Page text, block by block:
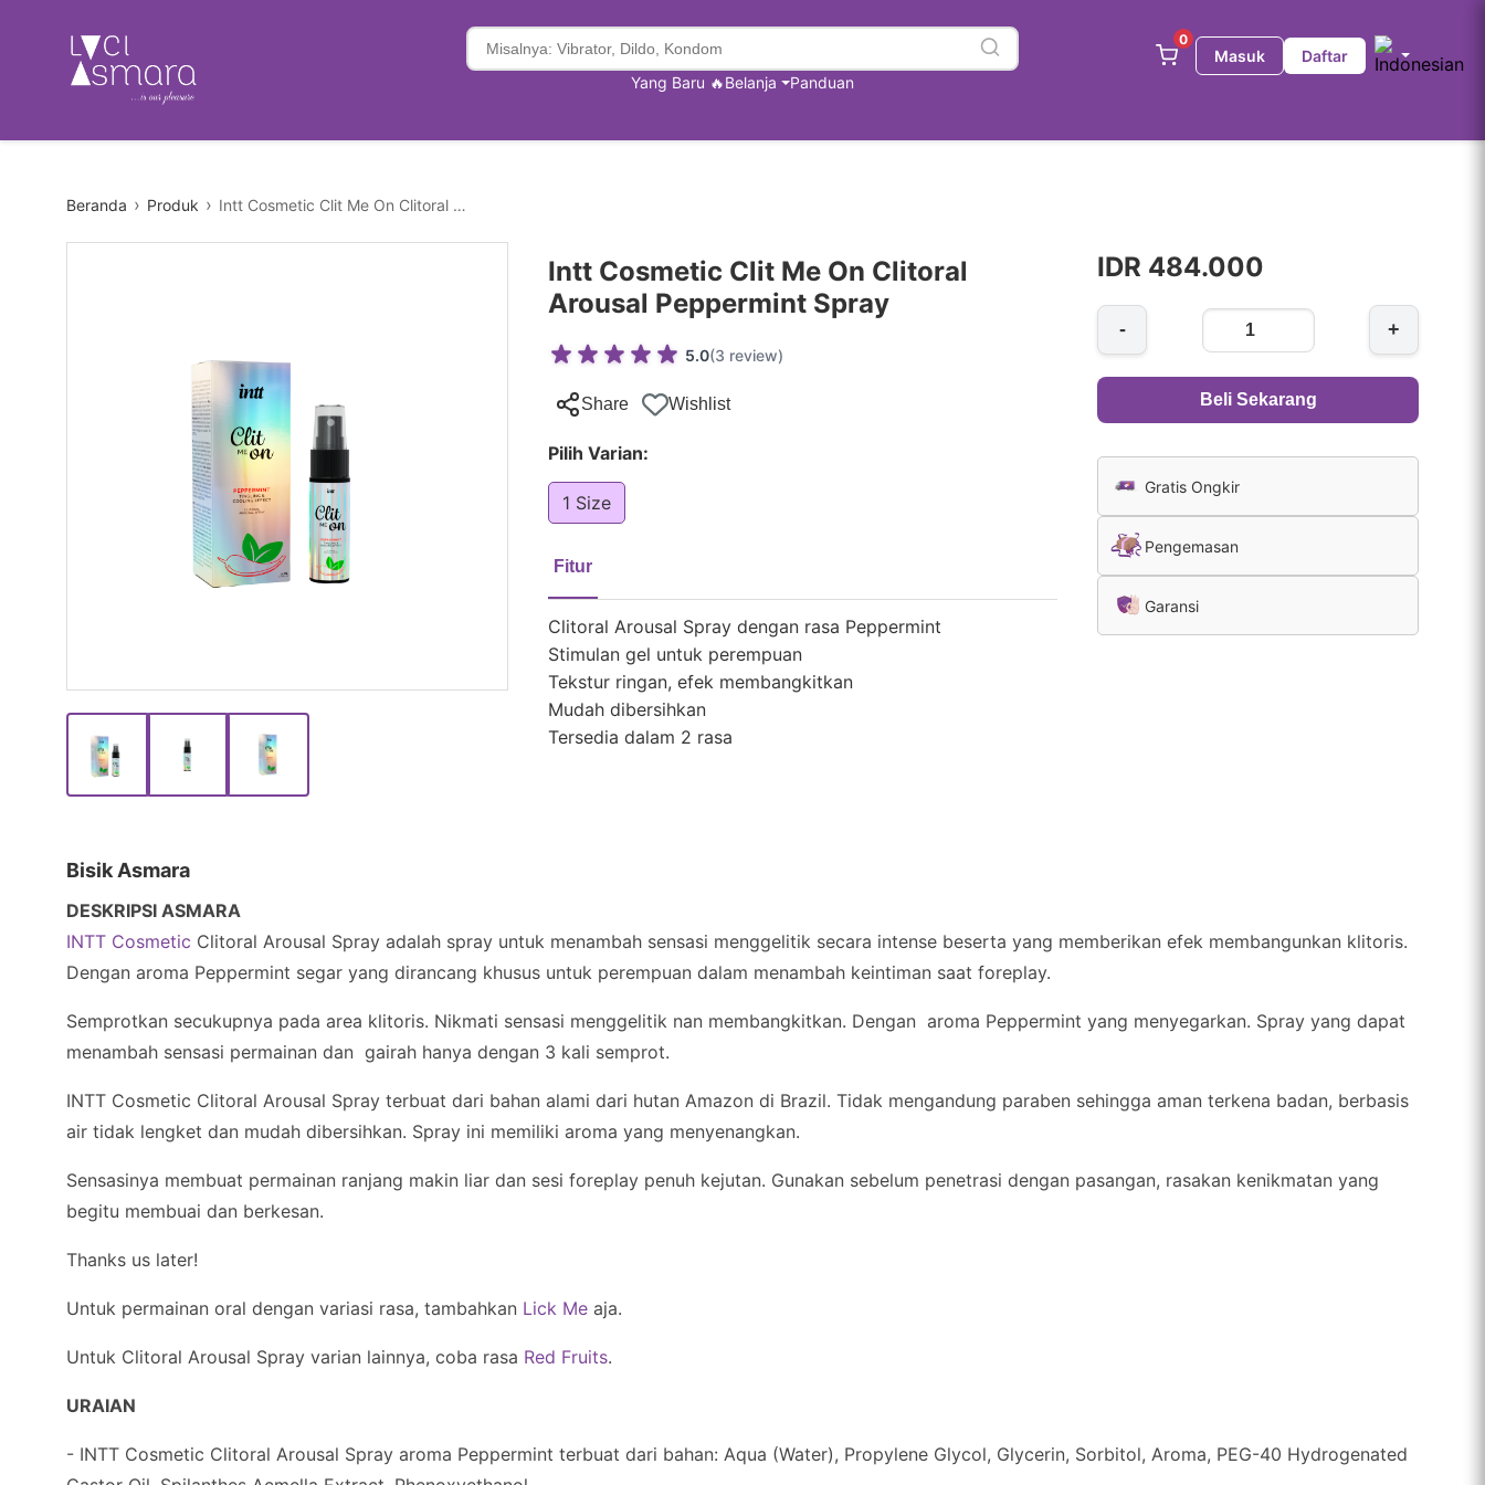
Yang Baru 🔥Belanja Panduan
0
Masuk Daftar
Beranda Produk Intt Cosmetic Clit Me On Clitoral Arousal Peppermint Spray
Intt Cosmetic Clit Me On Clitoral
Arousal Peppermint Spray
5.0(3 review)
Share Wishlist
Pilih Varian:
1 Size
Fitur
Clitoral Arousal Spray dengan rasa Peppermint
Stimulan gel untuk perempuan
Tekstur ringan, efek membangkitkan
Mudah dibersihkan
Tersedia dalam 2 rasa
IDR 484.000
- +
Beli Sekarang
Gratis Ongkir
Pengemasan
Garansi
Bisik Asmara
DESKRIPSI ASMARA
INTT Cosmetic Clitoral Arousal Spray adalah spray untuk menambah sensasi menggelitik secara intense beserta yang memberikan efek membangunkan klitoris.
Dengan aroma Peppermint segar yang dirancang khusus untuk perempuan dalam menambah keintiman saat foreplay.
Semprotkan secukupnya pada area klitoris. Nikmati sensasi menggelitik nan membangkitkan. Dengan aroma Peppermint yang menyegarkan. Spray yang dapat
menambah sensasi permainan dan gairah hanya dengan 3 kali semprot.
INTT Cosmetic Clitoral Arousal Spray terbuat dari bahan alami dari hutan Amazon di Brazil. Tidak mengandung paraben sehingga aman terkena badan, berbasis
air tidak lengket dan mudah dibersihkan. Spray ini memiliki aroma yang menyenangkan.
Sensasinya membuat permainan ranjang makin liar dan sesi foreplay penuh kejutan. Gunakan sebelum penetrasi dengan pasangan, rasakan kenikmatan yang
begitu membuai dan berkesan.
Thanks us later!
Untuk permainan oral dengan variasi rasa, tambahkan Lick Me aja.
Untuk Clitoral Arousal Spray varian lainnya, coba rasa Red Fruits.
URAIAN
- INTT Cosmetic Clitoral Arousal Spray aroma Peppermint terbuat dari bahan: Aqua (Water), Propylene Glycol, Glycerin, Sorbitol, Aroma, PEG-40 Hydrogenated